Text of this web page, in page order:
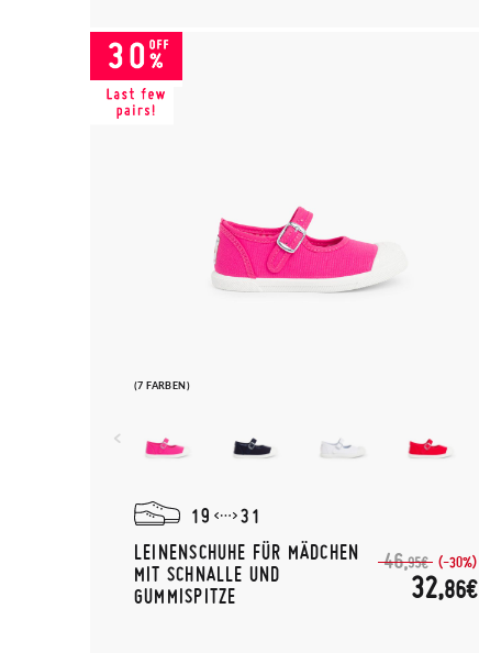
(7 FARBEN)
19
31
LEINENSCHUHE FÜR MÄDCHEN
MIT SCHNALLE UND
GUMMISPITZE
46,95€ (-30%)
32,86€